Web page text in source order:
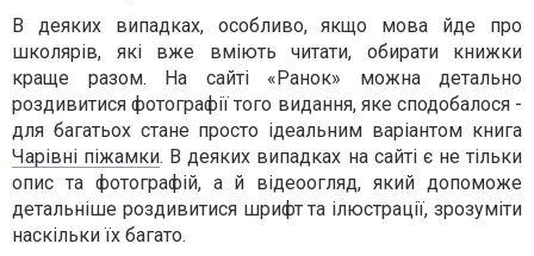
В деяких випадках, особливо, якщо мова йде про
школярів, які вже вміють читати, обирати книжки
краще разом. На сайті «Ранок» можна детально
роздивитися фотографії того видання, яке сподобалося -
для багатьох стане просто ідеальним варіантом книга
Чарівні піжамки. В деяких випадках на сайті є не тільки
опис та фотографій, а й відеоогляд, який допоможе
детальніше роздивитися шрифт та ілюстрації, зрозуміти
наскільки їх багато.